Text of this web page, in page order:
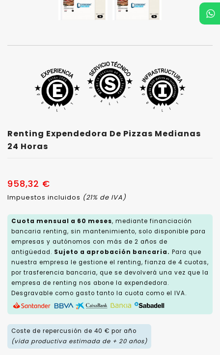
Renting Expendedora De Pizzas Medianas
24 Horas
958,32 €
Impuestos incluidos (21% de IVA)
Cuota mensual a 60 meses, mediante financiación
bancaria renting, sin mantenimiento, solo disponible para
empresas y autónomos con más de 2 años de
antigüedad. Sujeto a aprobación bancaria. Para que
nuestra empresa le gestione el renting, fianza de 4 cuotas,
por trasferencia bancaria, que se devolverá una vez que la
empresa de renting nos abone la expendedora.
Desgravable como gasto tanto la cuota como el IVA.
Coste de repercusión de 40 € por año
(vida productiva estimada de + 20 años)